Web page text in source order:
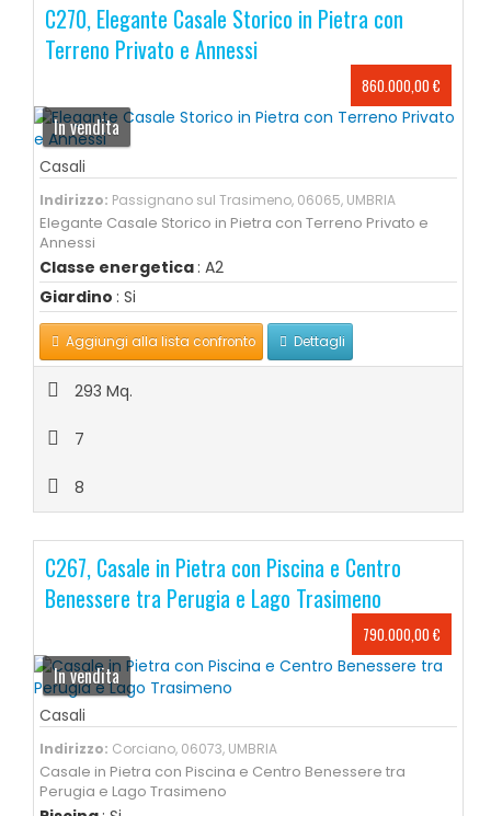
C270, Elegante Casale Storico in Pietra con
Terreno Privato e Annessi
860.000,00 €
In vendita
Casali
Indirizzo: Passignano sul Trasimeno, 06065, UMBRIA
Elegante Casale Storico in Pietra con Terreno Privato e
Annessi
Classe energetica : A2
Giardino : Si
Aggiungi alla lista confronto Dettagli
293 Mq.
7
8
C267, Casale in Pietra con Piscina e Centro
Benessere tra Perugia e Lago Trasimeno
790.000,00 €
In vendita
Casali
Indirizzo: Corciano, 06073, UMBRIA
Casale in Pietra con Piscina e Centro Benessere tra
Perugia e Lago Trasimeno